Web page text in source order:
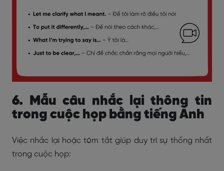
6. Mẫu câu nhắc lại thông tin
trong cuộc họp bằng tiếng Anh
Việc nhắc lại hoặc tóm tắt giúp duy trì sự thống nhất
trong cuộc họp: